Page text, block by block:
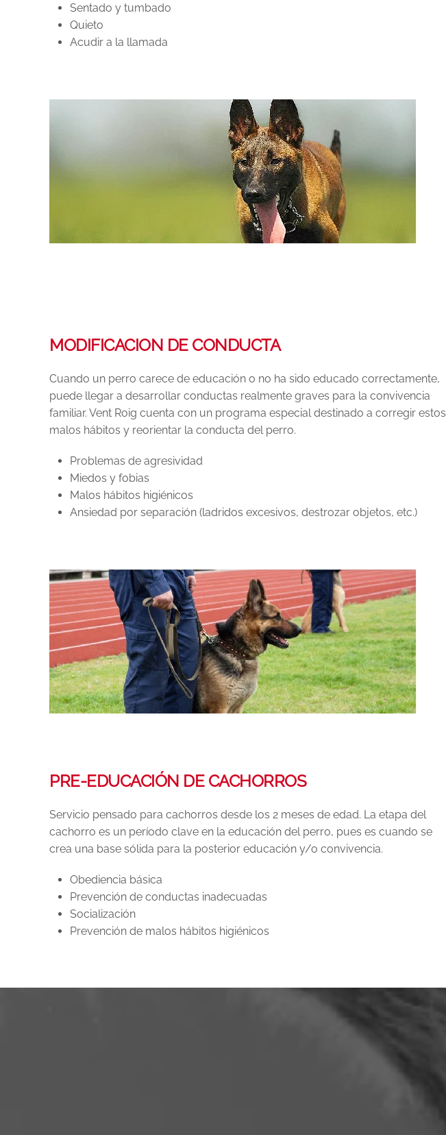
Sentado y tumbado
Quieto
Acudir a la llamada
MODIFICACION DE CONDUCTA
Cuando un perro carece de educación o no ha sido educado correctamente,
puede llegar a desarrollar conductas realmente graves para la convivencia
familiar. Vent Roig cuenta con un programa especial destinado a corregir estos
malos hábitos y reorientar la conducta del perro.
Problemas de agresividad
Miedos y fobias
Malos hábitos higiénicos
Ansiedad por separación (ladridos excesivos, destrozar objetos, etc.)
PRE-EDUCACIÓN DE CACHORROS
Servicio pensado para cachorros desde los 2 meses de edad. La etapa del
cachorro es un período clave en la educación del perro, pues es cuando se
crea una base sólida para la posterior educación y/o convivencia.
Obediencia básica
Prevención de conductas inadecuadas
Socialización
Prevención de malos hábitos higiénicos